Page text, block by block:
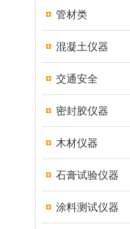
管材类
混凝土仪器
交通安全
密封胶仪器
木材仪器
石膏试验仪器
涂料测试仪器